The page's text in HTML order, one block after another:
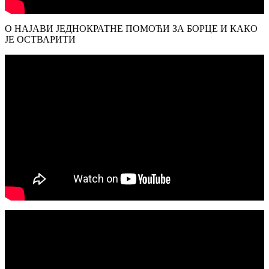
О НАЈАВИ ЈЕДНОКРАТНЕ ПОМОЋИ ЗА БОРЦЕ И КАКО
ЈЕ ОСТВАРИТИ